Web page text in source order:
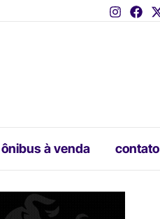
ônibus à venda contato